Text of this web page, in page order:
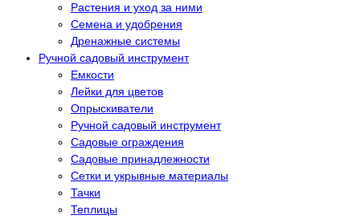
Растения и уход за ними
Семена и удобрения
Дренажные системы
Ручной садовый инструмент
Емкости
Лейки для цветов
Опрыскиватели
Ручной садовый инструмент
Садовые ограждения
Садовые принадлежности
Сетки и укрывные материалы
Тачки
Теплицы